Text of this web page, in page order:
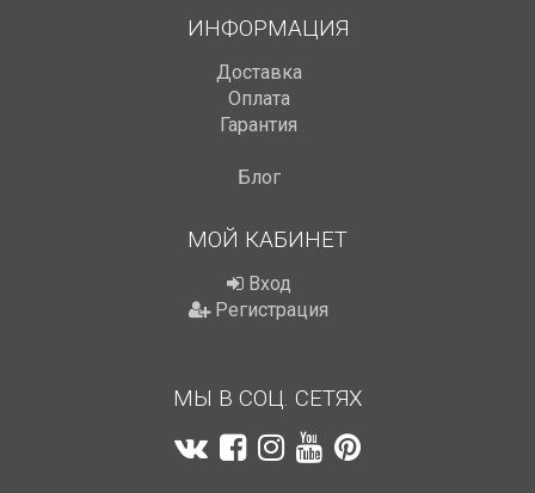
ИНФОРМАЦИЯ
Доставка
Оплата
Гарантия
Блог
МОЙ КАБИНЕТ
Вход
Регистрация
МЫ В СОЦ. СЕТЯХ